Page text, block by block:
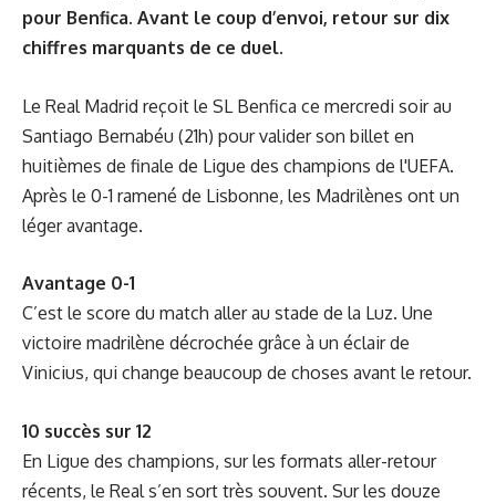
pour Benfica. Avant le coup d’envoi, retour sur dix
chiffres marquants de ce duel.
Le Real Madrid reçoit le SL Benfica ce mercredi soir au
Santiago Bernabéu (21h) pour valider son billet en
huitièmes de finale de Ligue des champions de l'UEFA.
Après le 0-1 ramené de Lisbonne, les Madrilènes ont un
léger avantage.
Avantage 0-1
C’est le score du match aller au stade de la Luz. Une
victoire madrilène décrochée grâce à un éclair de
Vinicius, qui change beaucoup de choses avant le retour.
10 succès sur 12
En Ligue des champions, sur les formats aller-retour
récents, le Real s’en sort très souvent. Sur les douze